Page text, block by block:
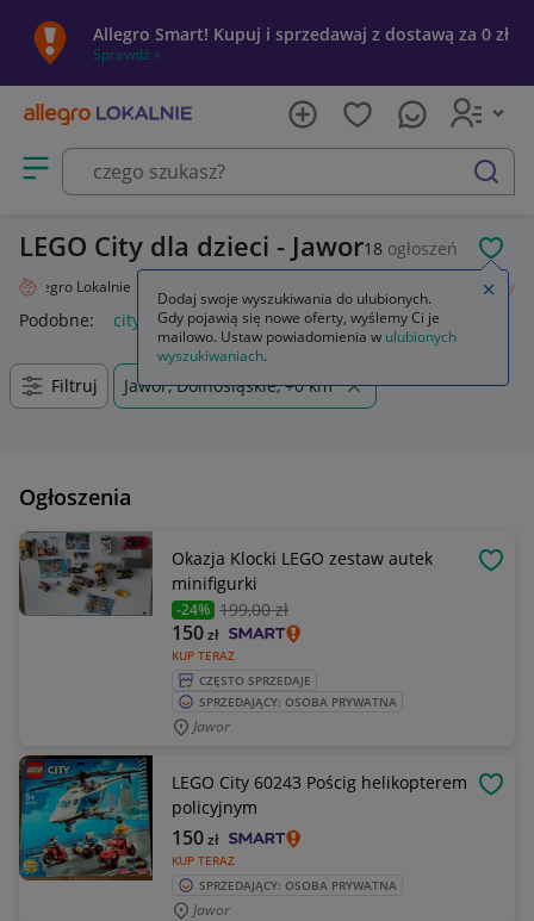
Allegro Smart! Kupuj i sprzedawaj z dostawą za 0 zł
Sprawdź »
Otwórz menu z kategoriami
szukaj
LEGO City dla dzieci - Jawor18 ogłoszeń
Allegro Lokalnie City
Podobne: city lego city lego city policja lego city pociąg
Filtruj Jawor, Dolnośląskie, +0 km
Ogłoszenia
Okazja Klocki LEGO zestaw autek
minifigurki
-24% 199,00 zł
KUP TERAZ
150zł
CZĘSTO SPRZEDAJE
SPRZEDAJĄCY: OSOBA PRYWATNA
Jawor
LEGO City 60243 Pościg helikopterem
policyjnym
KUP TERAZ
150zł
SPRZEDAJĄCY: OSOBA PRYWATNA
Jawor
Dodaj swoje wyszukiwania do ulubionych.
Gdy pojawią się nowe oferty, wyślemy Ci je
mailowo. Ustaw powiadomienia w ulubionych
wyszukiwaniach.